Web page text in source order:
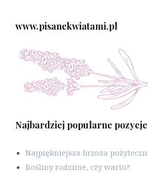
www.pisanekwiatami.pl
Najbardziej popularne pozycje
Najpiękniejsza brzoza
Rośliny rodzime, czy warto?